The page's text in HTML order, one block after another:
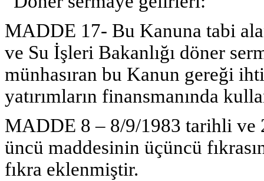
MADDE 17- Bu Kanuna tabi
ve Su İşleri Bakanlığı döner
münhasıran bu Kanun gereği
yatırımların finansmanında
MADDE 8 – 8/9/1983 tarihli ve
üncü maddesinin üçüncü
fıkra eklenmiştir.